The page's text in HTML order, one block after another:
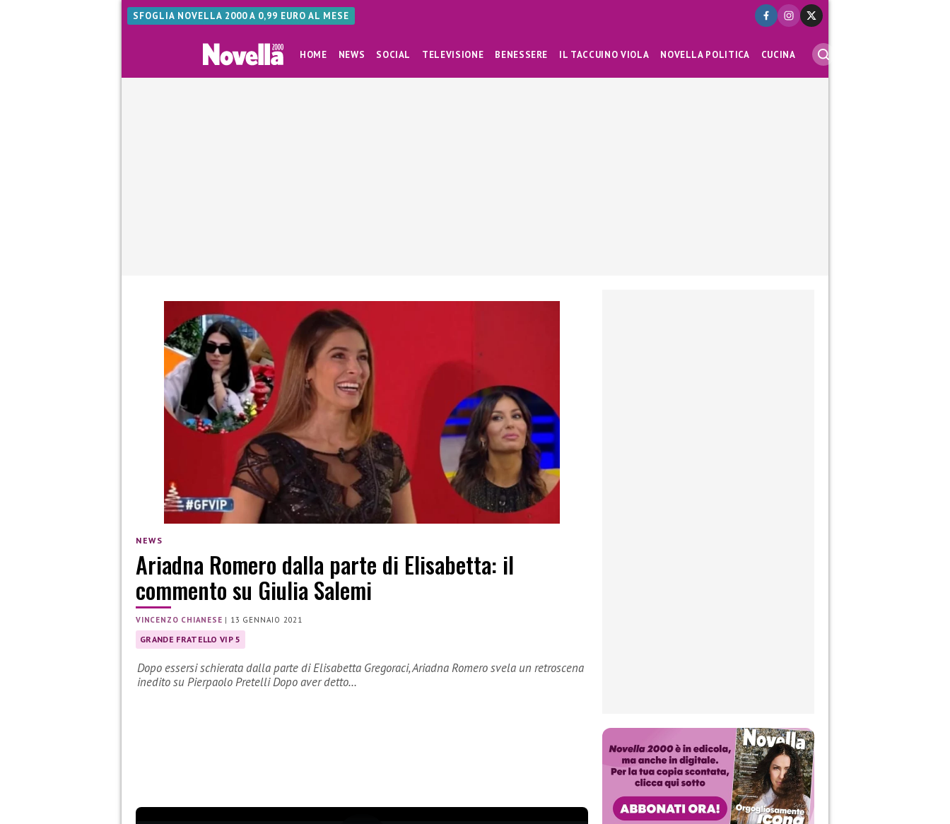
SFOGLIA NOVELLA 2000 A 0,99 EURO AL MESE
HOME NEWS SOCIAL TELEVISIONE BENESSERE IL TACCUINO VIOLA NOVELLA POLITICA CUCINA
NEWS
Ariadna Romero dalla parte di Elisabetta: il
commento su Giulia Salemi
VINCENZO CHIANESE | 13 GENNAIO 2021
GRANDE FRATELLO VIP 5
Dopo essersi schierata dalla parte di Elisabetta Gregoraci, Ariadna Romero svela un retroscena
inedito su Pierpaolo Pretelli Dopo aver detto…